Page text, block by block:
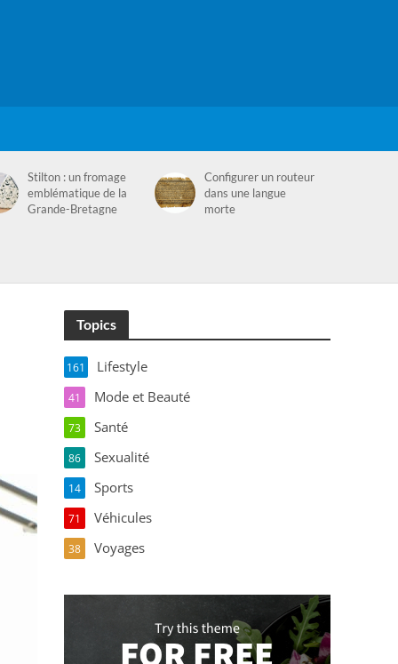
Stilton : un fromage
emblématique de la
Grande-Bretagne
Configurer un routeur
dans une langue
morte
Topics
Lifestyle
161
Mode et Beauté
41
Santé
73
Sexualité
86
Sports
14
Véhicules
71
Voyages
38